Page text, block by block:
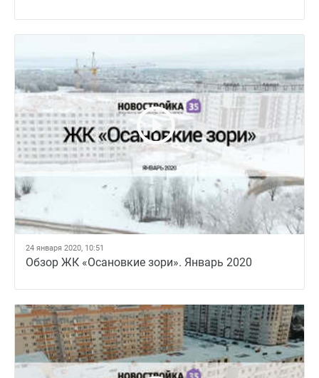
24 января 2020, 10:51
Обзор ЖК «Осановкие зори». Январь 2020